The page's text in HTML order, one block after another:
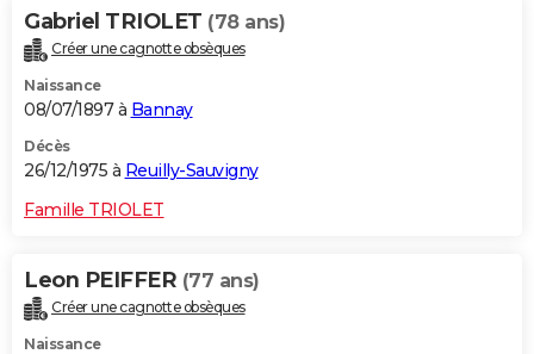
Gabriel TRIOLET (78 ans)
Créer une cagnotte obsèques
Naissance
08/07/1897 à Bannay
Décès
26/12/1975 à Reuilly-Sauvigny
Famille TRIOLET
Leon PEIFFER (77 ans)
Créer une cagnotte obsèques
Naissance